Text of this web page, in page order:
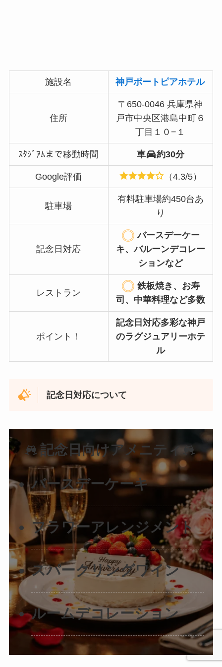
施設名 神戸ポートピアホテル
住所
〒650-0046 兵庫県神
戸市中央区港島中町６
丁目１０−１
ｽﾀｼﾞｱﾑまで移動時間 車 約30分
Google評価 （4.3/5）
駐車場
有料駐車場約450台あ
り
記念日対応
バースデーケー
キ、バルーンデコレー
ションなど
レストラン
鉄板焼き、お寿
司、中華料理など多数
ポイント！
記念日対応多彩な神戸
のラグジュアリーホテ
ル
記念日対応について
記念日向けアメニティ
バースデーケーキ
フラワーアレンジメント
スパークリングワイン
ルームデコレーション